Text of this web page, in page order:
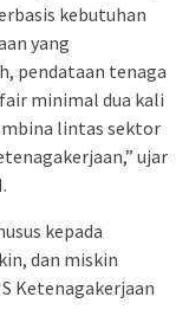
kebutuhan
yang
pendataan tenaga
minimal dua kali
lintas sektor
ujar
kepada
dan miskin
Ketenagakerjaan